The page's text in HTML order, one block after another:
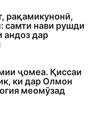
рақамикунонӣ,
самти нави рушди
андоз дар
ҷомеа. Қиссаи
ки дар Олмон
меомӯзад